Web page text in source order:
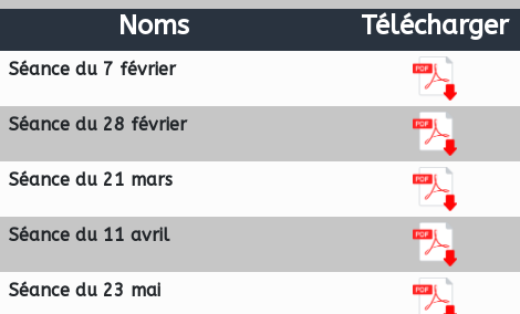
Noms Télécharger
Séance du 7 février
Séance du 28 février
Séance du 21 mars
Séance du 11 avril
Séance du 23 mai